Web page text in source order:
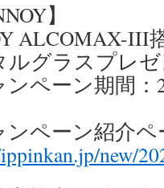
】
ALCOMAX-III
ルグラスプレゼ
ペーン期間：
ペーン紹介ペ
new/